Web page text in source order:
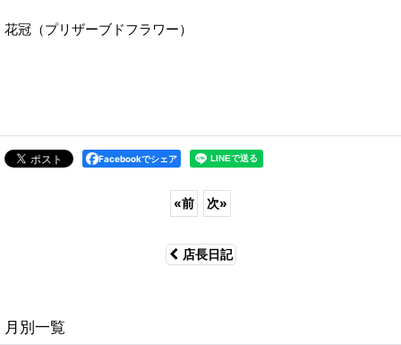
花冠（プリザーブドフラワー）
Facebookでシェア
«前 次»
店長日記
月別一覧